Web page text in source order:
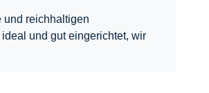
und reichhaltigen
und gut eingerichtet, wir